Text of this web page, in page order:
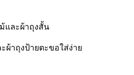
และผ้าถุงสั้น
ผ้าถุงป้ายตะขอใส่ง่าย